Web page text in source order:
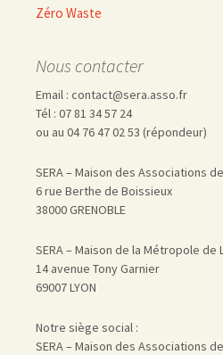
Zéro Waste
Nous contacter
Email : contact@sera.asso.fr
Tél : 07 81 34 57 24
ou au 04 76 47 02 53 (répondeur)
SERA – Maison des Associations
6 rue Berthe de Boissieux
38000 GRENOBLE
SERA – Maison de la Métropole de
14 avenue Tony Garnier
69007 LYON
Notre siège social :
SERA – Maison des Associations